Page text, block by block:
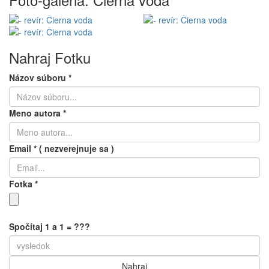
Nahraj Fotku
Názov súboru *
Meno autora *
Email * ( nezverejnuje sa )
Fotka *
Spočítaj 1 a 1 = ???